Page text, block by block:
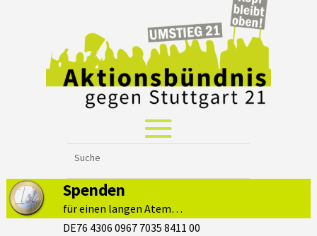
Spenden
für einen langen Atem…
DE76 4306 0967 7035 8411 00